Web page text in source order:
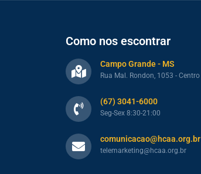
Como nos escontrar
Campo Grande - MS
Rua Mal. Rondon, 1053 - Centro
(67) 3041-6000
Seg-Sex 8:30-21:00
comunicacao@hcaa.org.br
telemarketing@hcaa.org.br